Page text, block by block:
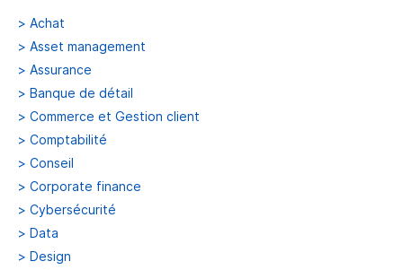
> Achat
> Asset management
> Assurance
> Banque de détail
> Commerce et Gestion client
> Comptabilité
> Conseil
> Corporate finance
> Cybersécurité
> Data
> Design